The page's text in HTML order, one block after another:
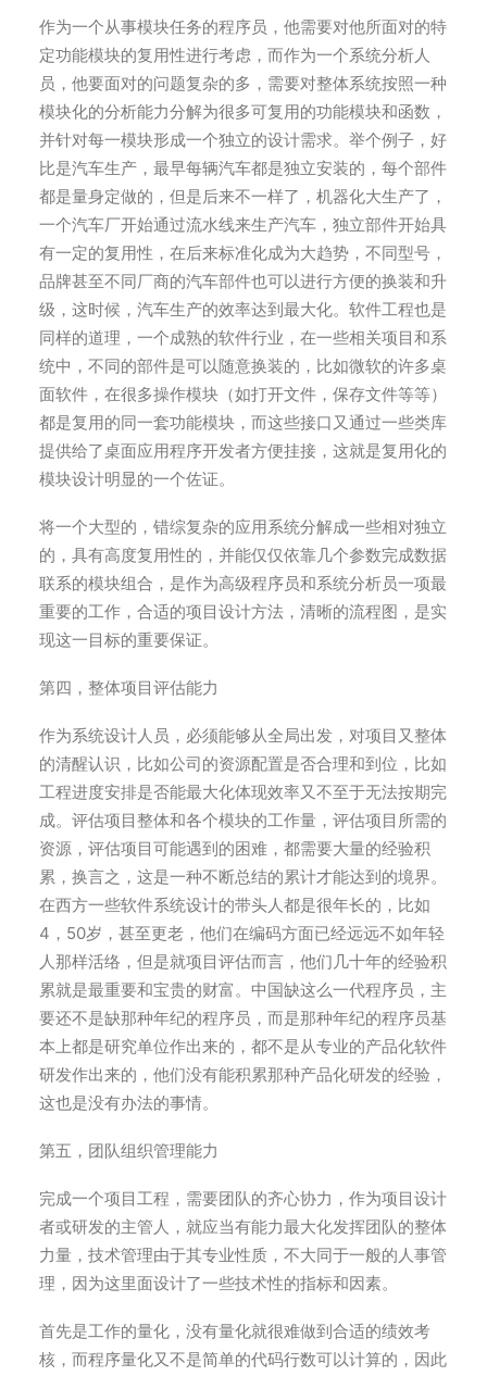
作为一个从事模块任务的程序员，他需要对他所面对的特
定功能模块的复用性进行考虑，而作为一个系统分析人
员，他要面对的问题复杂的多，需要对整体系统按照一种
模块化的分析能力分解为很多可复用的功能模块和函数，
并针对每一模块形成一个独立的设计需求。举个例子，好
比是汽车生产，最早每辆汽车都是独立安装的，每个部件
都是量身定做的，但是后来不一样了，机器化大生产了，
一个汽车厂开始通过流水线来生产汽车，独立部件开始具
有一定的复用性，在后来标准化成为大趋势，不同型号，
品牌甚至不同厂商的汽车部件也可以进行方便的换装和升
级，这时候，汽车生产的效率达到最大化。软件工程也是
同样的道理，一个成熟的软件行业，在一些相关项目和系
统中，不同的部件是可以随意换装的，比如微软的许多桌
面软件，在很多操作模块（如打开文件，保存文件等等）
都是复用的同一套功能模块，而这些接口又通过一些类库
提供给了桌面应用程序开发者方便挂接，这就是复用化的
模块设计明显的一个佐证。
将一个大型的，错综复杂的应用系统分解成一些相对独立
的，具有高度复用性的，并能仅仅依靠几个参数完成数据
联系的模块组合，是作为高级程序员和系统分析员一项最
重要的工作，合适的项目设计方法，清晰的流程图，是实
现这一目标的重要保证。
第四，整体项目评估能力
作为系统设计人员，必须能够从全局出发，对项目又整体
的清醒认识，比如公司的资源配置是否合理和到位，比如
工程进度安排是否能最大化体现效率又不至于无法按期完
成。评估项目整体和各个模块的工作量，评估项目所需的
资源，评估项目可能遇到的困难，都需要大量的经验积
累，换言之，这是一种不断总结的累计才能达到的境界。
在西方一些软件系统设计的带头人都是很年长的，比如
4，50岁，甚至更老，他们在编码方面已经远远不如年轻
人那样活络，但是就项目评估而言，他们几十年的经验积
累就是最重要和宝贵的财富。中国缺这么一代程序员，主
要还不是缺那种年纪的程序员，而是那种年纪的程序员基
本上都是研究单位作出来的，都不是从专业的产品化软件
研发作出来的，他们没有能积累那种产品化研发的经验，
这也是没有办法的事情。
第五，团队组织管理能力
完成一个项目工程，需要团队的齐心协力，作为项目设计
者或研发的主管人，就应当有能力最大化发挥团队的整体
力量，技术管理由于其专业性质，不大同于一般的人事管
理，因为这里面设计了一些技术性的指标和因素。
首先是工作的量化，没有量化就很难做到合适的绩效考
核，而程序量化又不是简单的代码行数可以计算的，因此